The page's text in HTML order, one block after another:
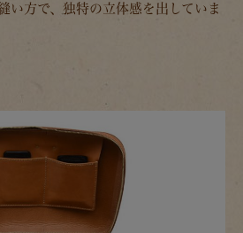
い方で、独特の立体感を出していま